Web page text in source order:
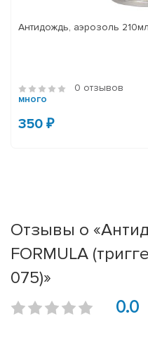
Антидождь, аэрозоль 210мл
0 отзывов
много
350 ₽
Отзывы о
FORMULA
075)»
0.0